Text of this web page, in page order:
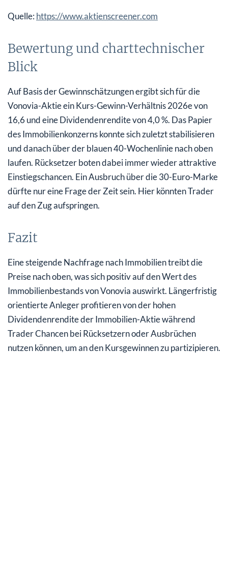
Quelle: https://www.aktienscreener.com
Bewertung und charttechnischer
Blick
Auf Basis der Gewinnschätzungen ergibt sich für die
Vonovia-Aktie ein Kurs-Gewinn-Verhältnis 2026e von
16,6 und eine Dividendenrendite von 4,0 %. Das Papier
des Immobilienkonzerns konnte sich zuletzt stabilisieren
und danach über der blauen 40-Wochenlinie nach oben
laufen. Rücksetzer boten dabei immer wieder attraktive
Einstiegschancen. Ein Ausbruch über die 30-Euro-Marke
dürfte nur eine Frage der Zeit sein. Hier könnten Trader
auf den Zug aufspringen.
Fazit
Eine steigende Nachfrage nach Immobilien treibt die
Preise nach oben, was sich positiv auf den Wert des
Immobilienbestands von Vonovia auswirkt. Längerfristig
orientierte Anleger profitieren von der hohen
Dividendenrendite der Immobilien-Aktie während
Trader Chancen bei Rücksetzern oder Ausbrüchen
nutzen können, um an den Kursgewinnen zu partizipieren.